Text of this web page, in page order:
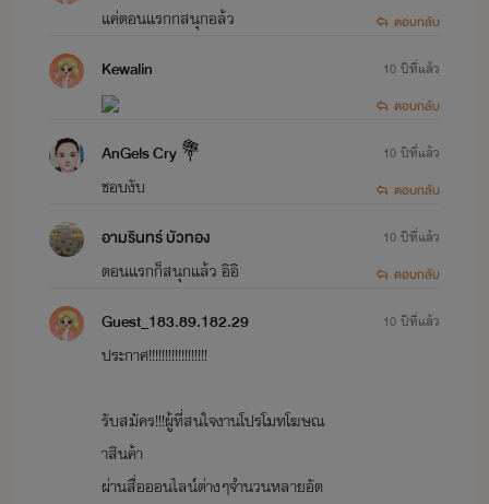
แค่ตอนแรกกสนุกอล้ว
ตอบกลับ
Kewalin
10 ปีที่แล้ว
ตอบกลับ
AnGels Cry 💐
ชอบงับ
10 ปีที่แล้ว
ตอบกลับ
อามรินทร์ บัวทอง
ตอนแรกก็สนุกแล้ว อิอิ
10 ปีที่แล้ว
ตอบกลับ
Guest_183.89.182.29
ประกาศ!!!!!!!!!!!!!!!!!!
รับสมัคร!!!ผู้ที่สนใจงานโปรโมทโฆษณ
าสินค้า
ผ่านสื่อออนไลน์ต่างๆจำนวนหลายอัต
10 ปีที่แล้ว